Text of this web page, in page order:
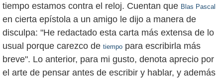
tiempo estamos contra el reloj. Cuentan que Blas Pascal
en cierta epístola a un amigo le dijo a manera de
disculpa: "He redactado esta carta más extensa de lo
usual porque carezco de tiempo para escribirla más
breve". Lo anterior, para mi gusto, denota aprecio por
el arte de pensar antes de escribir y hablar, y además